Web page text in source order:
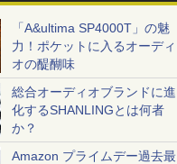
「A&ultima SP4000T」の魅
力！ポケットに入るオーディ
オの醍醐味
総合オーディオブランドに進
化するSHANLINGとは何者
か？
Amazon プライムデー過去最